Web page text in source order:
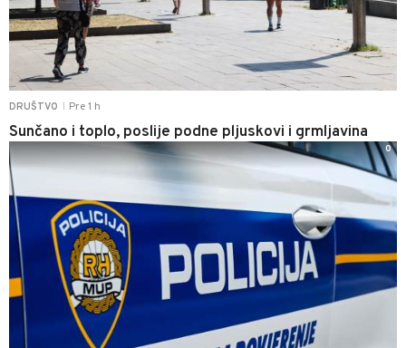
DRUŠTVO Pre 1 h
Sunčano i toplo, poslije podne pljuskovi i grmljavina
0